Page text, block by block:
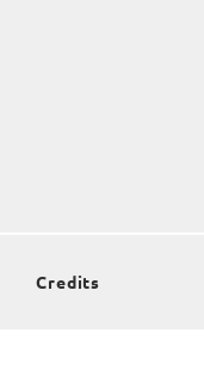
Credits